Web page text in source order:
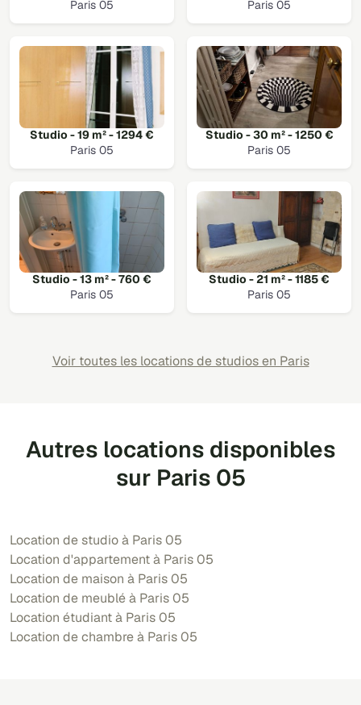
Paris 05 Paris 05
Studio - 19 m² - 1294 €
Paris 05
Studio - 30 m² - 1250 €
Paris 05
Studio - 13 m² - 760 €
Paris 05
Studio - 21 m² - 1185 €
Paris 05
Voir toutes les locations de studios en Paris
Autres locations disponibles
sur Paris 05
Location de studio à Paris 05
Location d'appartement à Paris 05
Location de maison à Paris 05
Location de meublé à Paris 05
Location étudiant à Paris 05
Location de chambre à Paris 05